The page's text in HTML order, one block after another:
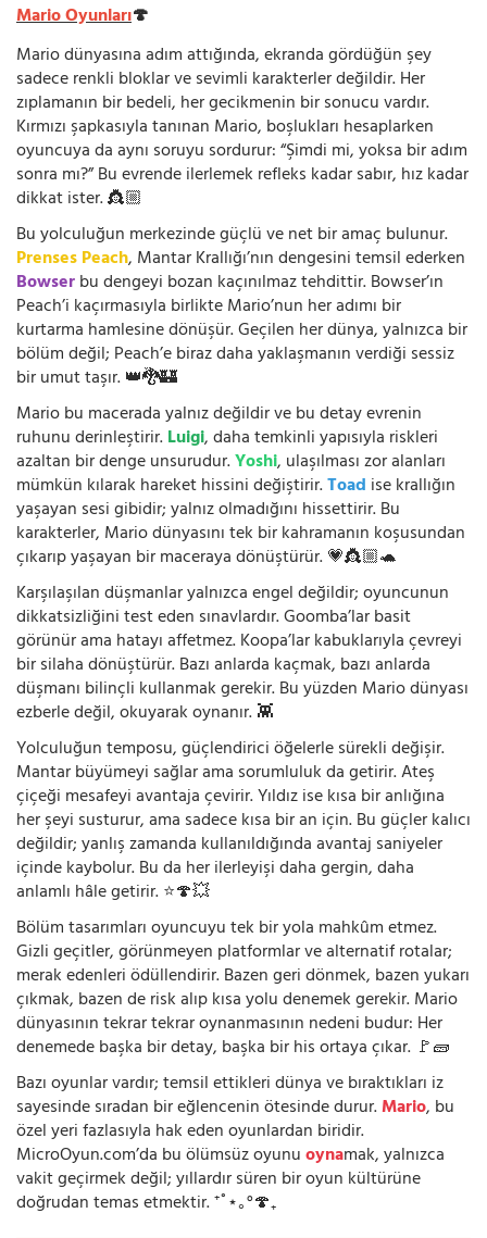
Mario Oyunları🍄
Mario dünyasına adım attığında, ekranda gördüğün şey
sadece renkli bloklar ve sevimli karakterler değildir. Her
zıplamanın bir bedeli, her gecikmenin bir sonucu vardır.
Kırmızı şapkasıyla tanınan Mario, boşlukları hesaplarken
oyuncuya da aynı soruyu sordurur: “Şimdi mi, yoksa bir adım
sonra mı?” Bu evrende ilerlemek refleks kadar sabır, hız kadar
dikkat ister. 👸🏼
Bu yolculuğun merkezinde güçlü ve net bir amaç bulunur.
Prenses Peach, Mantar Krallığı’nın dengesini temsil ederken
Bowserbu dengeyi bozan kaçınılmaz tehdittir. Bowser’ın
Peach’i kaçırmasıyla birlikte Mario’nun her adımı bir
kurtarma hamlesine dönüşür. Geçilen her dünya, yalnızca bir
bölüm değil; Peach’e biraz daha yaklaşmanın verdiği sessiz
bir umut taşır. 👑🐉🏰
Mario bu macerada yalnız değildir ve bu detay evrenin
ruhunu derinleştirir.Luigi, daha temkinli yapısıyla riskleri
azaltan bir denge unsurudur.Yoshi, ulaşılması zor alanları
mümkün kılarak hareket hissini değiştirir.Toad ise krallığın
yaşayan sesi gibidir; yalnız olmadığını hissettirir. Bu
karakterler, Mario dünyasını tek bir kahramanın koşusundan
çıkarıp yaşayan bir maceraya dönüştürür. 💗👸🏼🐢
Karşılaşılan düşmanlar yalnızca engel değildir; oyuncunun
dikkatsizliğini test eden sınavlardır. Goomba’lar basit
görünür ama hatayı affetmez. Koopa’lar kabuklarıyla çevreyi
bir silaha dönüştürür. Bazı anlarda kaçmak, bazı anlarda
düşmanı bilinçli kullanmak gerekir. Bu yüzden Mario dünyası
ezberle değil, okuyarak oynanır. 👾
Yolculuğun temposu, güçlendirici öğelerle sürekli değişir.
Mantar büyümeyi sağlar ama sorumluluk da getirir. Ateş
çiçeği mesafeyi avantaja çevirir. Yıldız ise kısa bir anlığına
her şeyi susturur, ama sadece kısa bir an için. Bu güçler kalıcı
değildir; yanlış zamanda kullanıldığında avantaj saniyeler
içinde kaybolur. Bu da her ilerleyişi daha gergin, daha
anlamlı hâle getirir. ⭐🍄💥
Bölüm tasarımları oyuncuyu tek bir yola mahkûm etmez.
Gizli geçitler, görünmeyen platformlar ve alternatif rotalar;
merak edenleri ödüllendirir. Bazen geri dönmek, bazen yukarı
çıkmak, bazen de risk alıp kısa yolu denemek gerekir. Mario
dünyasının tekrar tekrar oynanmasının nedeni budur: Her
denemede başka bir detay, başka bir his ortaya çıkar. 🚩🧱
Bazı oyunlar vardır; temsil ettikleri dünya ve bıraktıkları iz
sayesinde sıradan bir eğlencenin ötesinde durur.Mario, bu
özel yeri fazlasıyla hak eden oyunlardan biridir.
MicroOyun.com’da bu ölümsüz oyunuoynamak, yalnızca
vakit geçirmek değil; yıllardır süren bir oyun kültürüne
doğrudan temas etmektir. ⁺˚⋆｡°🍄₊